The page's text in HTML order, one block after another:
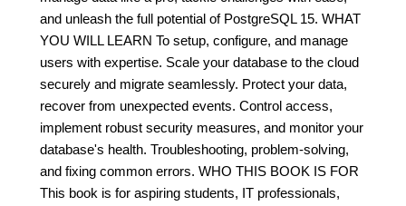
and unleash the full potential of PostgreSQL 15. WHAT
YOU WILL LEARN To setup, configure, and manage
users with expertise. Scale your database to the cloud
securely and migrate seamlessly. Protect your data,
recover from unexpected events. Control access,
implement robust security measures, and monitor your
database's health. Troubleshooting, problem-solving,
and fixing common errors. WHO THIS BOOK IS FOR
This book is for aspiring students, IT professionals,